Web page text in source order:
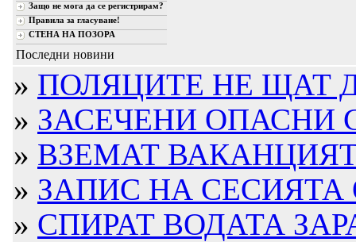
Защо не мога да се регистрирам?
Правила за гласуване!
СТЕНА НА ПОЗОРА
Последни новини
» ПОЛЯЦИТЕ НЕ ЩАТ
» ЗАСЕЧЕНИ ОПАСНИ
» ВЗЕМАТ
» ЗАПИС НА СЕСИЯТА
» СПИРАТ ВОДАТА